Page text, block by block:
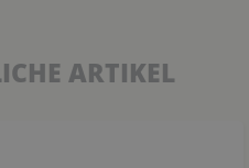
ARTIKEL